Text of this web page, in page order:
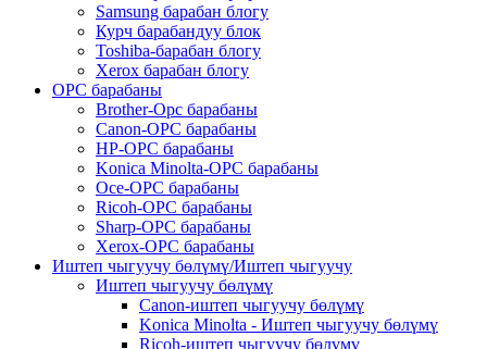
Samsung барабан блогу
Курч барабандуу блок
Toshiba-барабан блогу
Xerox барабан блогу
OPC барабаны
Brother-Opc барабаны
Canon-OPC барабаны
HP-OPC барабаны
Konica Minolta-OPC барабаны
Oce-OPC барабаны
Ricoh-OPC барабаны
Sharp-OPC барабаны
Xerox-OPC барабаны
Иштеп чыгуучу бөлүмү/Иштеп чыгуучу
Иштеп чыгуучу бөлүмү
Canon-иштеп чыгуучу бөлүмү
Konica Minolta - Иштеп чыгуучу бөлүмү
Ricoh-иштеп чыгуучу бөлүмү